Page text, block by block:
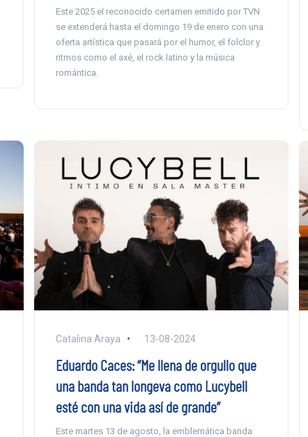
Este 2025 el reconocido certamen emitido por TVN
se extenderá hasta el domingo 19 de enero con una
oferta artística que pasará por el humor, el folclor y
ritmos como el axé, el rock latino y la música
romántica.
Catalina Araya 13-08-2024
Eduardo Caces: “Me llena de orgullo que
una banda tan longeva como Lucybell
esté con una vida así de grande”
Este martes 13 de agosto, la emblemática banda